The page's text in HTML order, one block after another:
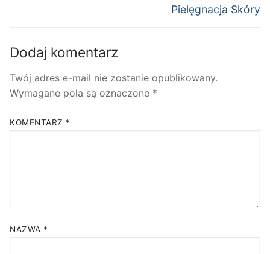
Pielęgnacja Skóry
Dodaj komentarz
Twój adres e-mail nie zostanie opublikowany.
Wymagane pola są oznaczone *
KOMENTARZ *
NAZWA *